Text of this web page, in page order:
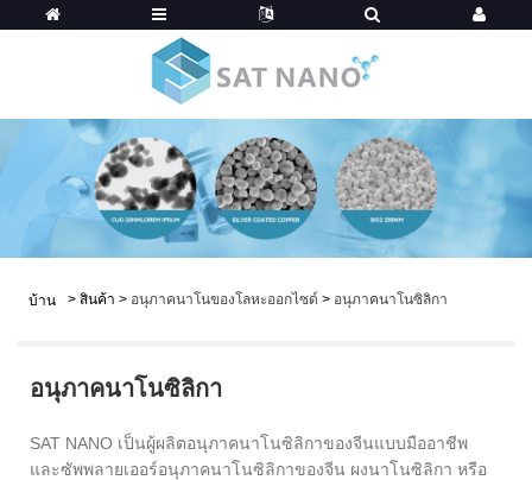
บ้าน > สินค้า > อนุภาคนาโนของโลหะออกไซด์ > อนุภาคนาโนซิลิกา
อนุภาคนาโนซิลิกา
SAT NANO เป็นผู้ผลิตอนุภาคนาโนซิลิกาของจีนแบบมืออาชีพ
และซัพพลายเออร์อนุภาคนาโนซิลิกาของจีน ผงนาโนซิลิกา หรือ